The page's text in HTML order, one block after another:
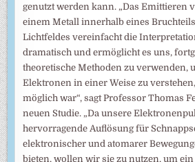
genutzt werden kann. „Das Emittieren
einem Metall innerhalb eines
Lichtfeldes vereinfacht die
dramatisch und ermöglicht es uns,
theoretische Methoden zu verwenden,
Elektronen in einer Weise zu
möglich war“, sagt Professor Thomas
neuen Studie. „Da unsere
hervorragende Auflösung für
elektronischer und atomarer
bieten, wollen wir sie zu nutzen, um